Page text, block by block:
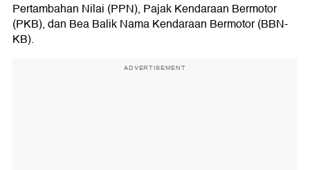
Pertambahan Nilai (PPN), Pajak Kendaraan Bermotor
(PKB), dan Bea Balik Nama Kendaraan Bermotor (BBN-
KB).
ADVERTISEMENT